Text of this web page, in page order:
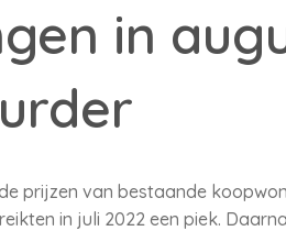
in
prijzen van bestaande
in juli 2022 een piek.